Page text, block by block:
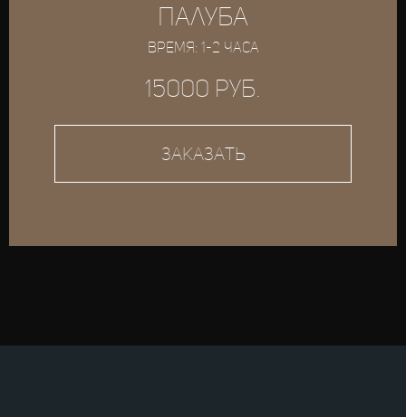
палуба
время: 1-2 часа
15000 руб.
Заказать